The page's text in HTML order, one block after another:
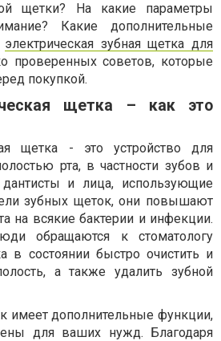
щетки? На какие параметры
Какие дополнительные
электрическая зубная щетка для
проверенных советов, которые
покупкой.
щетка – как это
щетка - это устройство для
рта, в частности зубов и
и лица, использующие
зубных щеток, они повышают
на всякие бактерии и инфекции.
обращаются к стоматологу
в состоянии быстро очистить и
а также удалить зубной
имеет дополнительные функции,
для ваших нужд. Благодаря